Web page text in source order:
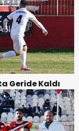
Geride Kaldı